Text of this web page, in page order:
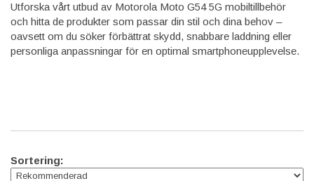
Utforska vårt utbud av Motorola Moto G54 5G mobiltillbehör
och hitta de produkter som passar din stil och dina behov –
oavsett om du söker förbättrat skydd, snabbare laddning eller
personliga anpassningar för en optimal smartphoneupplevelse.
Sortering: